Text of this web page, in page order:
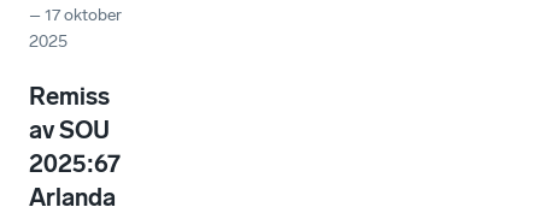
–17 oktober
2025
Remiss
av SOU
2025:67
Arlanda